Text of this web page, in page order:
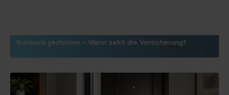
Schmuck gestohlen – Wann zahlt die Versicherung?